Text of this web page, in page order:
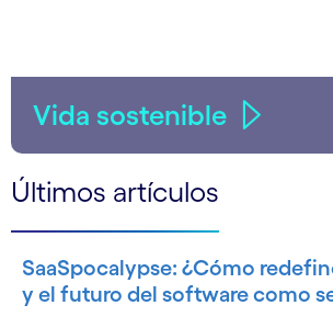
Vida sostenible
Últimos artículos
SaaSpocalypse: ¿Cómo
y el futuro del software como